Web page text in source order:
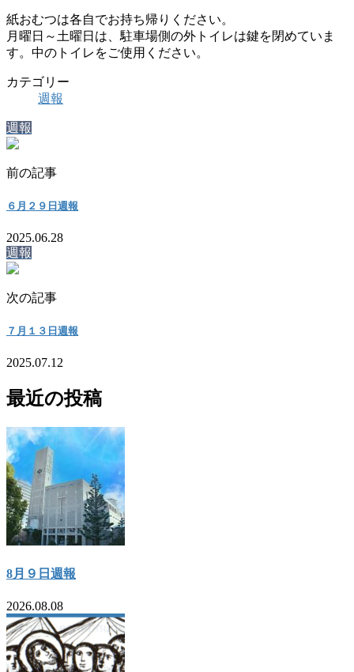
紙おむつは各自でお持ち帰りください。
月曜日～土曜日は、駐車場側の外トイレは鍵を閉めていま
す。中のトイレをご使用ください。
カテゴリー
週報
週報
前の記事
６月２９日週報
2025.06.28
週報
次の記事
７月１３日週報
2025.07.12
最近の投稿
8月９日週報
2026.08.08